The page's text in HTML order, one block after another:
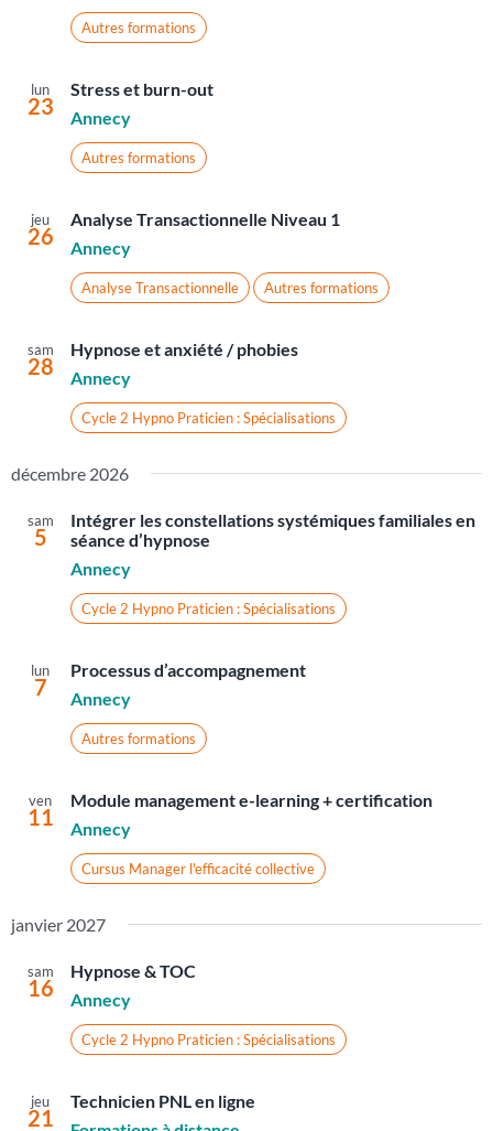
Autres formations
lun
23
Stress et burn-out
Annecy
Autres formations
jeu
26
Analyse Transactionnelle Niveau 1
Annecy
Analyse Transactionnelle Autres formations
sam
28
Hypnose et anxiété / phobies
Annecy
Cycle 2 Hypno Praticien : Spécialisations
décembre 2026
sam
5
Intégrer les constellations systémiques familiales en
séance d’hypnose
Annecy
Cycle 2 Hypno Praticien : Spécialisations
lun
7
Processus d’accompagnement
Annecy
Autres formations
ven
11
Module management e-learning + certification
Annecy
Cursus Manager l'efficacité collective
janvier 2027
sam
16
Hypnose & TOC
Annecy
Cycle 2 Hypno Praticien : Spécialisations
jeu
21
Technicien PNL en ligne